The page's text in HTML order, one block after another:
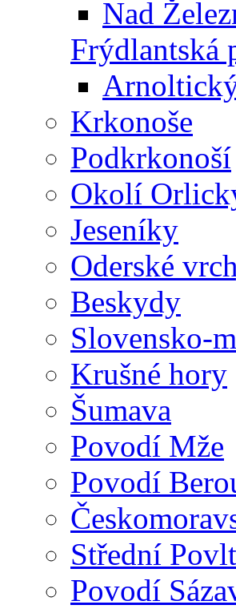
Nad
Frýdlantská
Krkonoše
Podkrkonoší
Okolí
Jeseníky
Oderské
Beskydy
Slovensko-
Krušné hory
Šumava
Povodí Mže
Povodí
Střední
Povodí